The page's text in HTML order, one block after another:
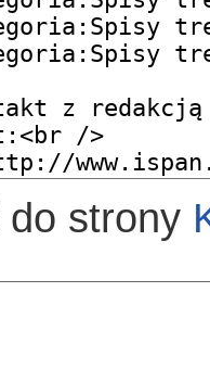
do strony